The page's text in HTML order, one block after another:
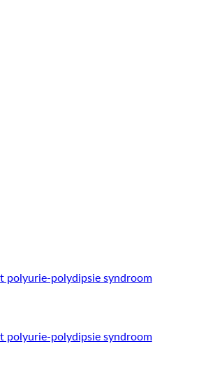
polyurie-polydipsie syndroom
polyurie-polydipsie syndroom